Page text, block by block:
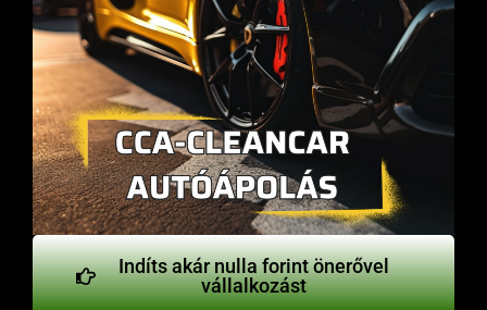
Indíts akár nulla forint önerővel
vállalkozást